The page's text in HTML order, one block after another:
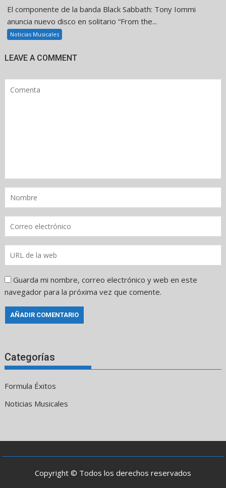
El componente de la banda Black Sabbath: Tony Iommi
anuncia nuevo disco en solitario “From the...
Noticias Musicales
LEAVE A COMMENT
Guarda mi nombre, correo electrónico y web en este
navegador para la próxima vez que comente.
Categorías
Formula Éxitos
Noticias Musicales
Copyright © Todos los derechos reservados